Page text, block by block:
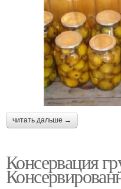
читать дальше →
Консервация